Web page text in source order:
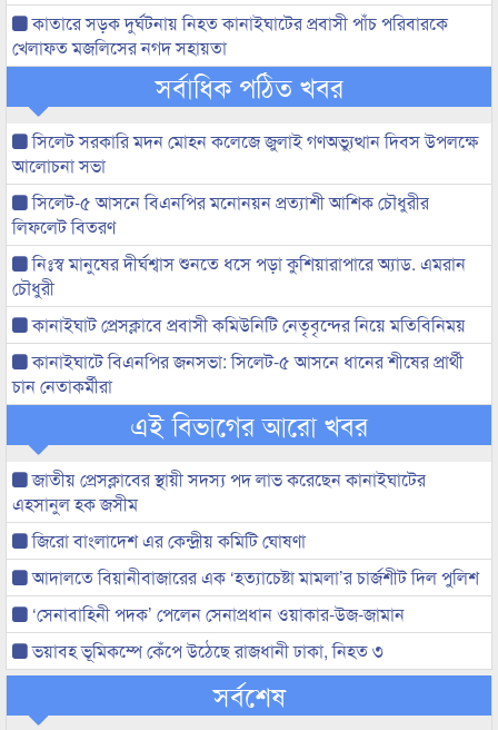
কাতারে সড়ক দুর্ঘটনায় নিহত কানাইঘাটের প্রবাসী পাঁচ পরিবারকে
খেলাফত মজলিসের নগদ সহায়তা
সর্বাধিক পঠিত খবর
সিলেট সরকারি মদন মোহন কলেজে জুলাই গণঅভ্যুত্থান দিবস উপলক্ষে
আলোচনা সভা
সিলেট-৫ আসনে বিএনপির মনোনয়ন প্রত্যাশী আশিক চৌধুরীর
লিফলেট বিতরণ
নিঃস্ব মানুষের দীর্ঘশ্বাস শুনতে ধসে পড়া কুশিয়ারাপারে অ্যাড. এমরান
চৌধুরী
কানাইঘাট প্রেসক্লাবে প্রবাসী কমিউনিটি নেতৃবৃন্দের নিয়ে মতিবিনিময়
কানাইঘাটে বিএনপির জনসভা: সিলেট-৫ আসনে ধানের শীষের প্রার্থী
চান নেতাকর্মীরা
এই বিভাগের আরো খবর
জাতীয় প্রেসক্লাবের স্থায়ী সদস্য পদ লাভ করেছেন কানাইঘাটের
এহসানুল হক জসীম
জিরো বাংলাদেশ এর কেন্দ্রীয় কমিটি ঘোষণা
আদালতে বিয়ানীবাজারের এক ‘হত্যাচেষ্টা মামলা’র চার্জশীট দিল পুলিশ
‘সেনাবাহিনী পদক’ পেলেন সেনাপ্রধান ওয়াকার-উজ-জামান
ভয়াবহ ভূমিকম্পে কেঁপে উঠেছে রাজধানী ঢাকা, নিহত ৩
সর্বশেষ